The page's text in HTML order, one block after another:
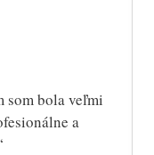
som bola veľmi
a